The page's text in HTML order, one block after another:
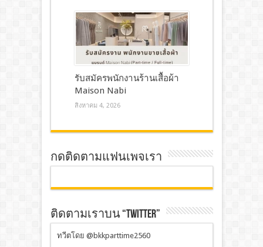
รับสมัครพนักงานร้านเสื้อผ้า
Maison Nabi
สิงหาคม 4, 2026
กดติดตามแฟนเพจเรา
ติดตามเราบน “TWITTER”
ทวีตโดย @bkkparttime2560